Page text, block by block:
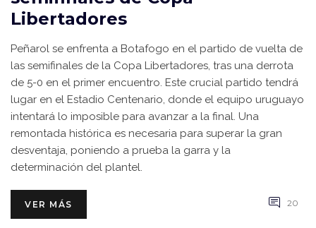
Libertadores
Peñarol se enfrenta a Botafogo en el partido de vuelta de
las semifinales de la Copa Libertadores, tras una derrota
de 5-0 en el primer encuentro. Este crucial partido tendrá
lugar en el Estadio Centenario, donde el equipo uruguayo
intentará lo imposible para avanzar a la final. Una
remontada histórica es necesaria para superar la gran
desventaja, poniendo a prueba la garra y la
determinación del plantel.
VER MÁS 20